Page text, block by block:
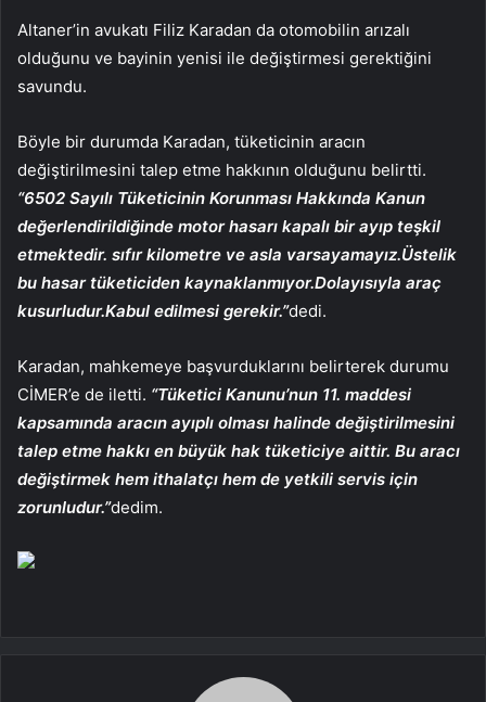
Altaner’in avukatı Filiz Karadan da otomobilin arızalı
olduğunu ve bayinin yenisi ile değiştirmesi gerektiğini
savundu.
Böyle bir durumda Karadan, tüketicinin aracın
değiştirilmesini talep etme hakkının olduğunu belirtti.
“6502 Sayılı Tüketicinin Korunması Hakkında Kanun
değerlendirildiğinde motor hasarı kapalı bir ayıp teşkil
etmektedir. sıfır kilometre ve asla varsayamayız.Üstelik
bu hasar tüketiciden kaynaklanmıyor.Dolayısıyla araç
kusurludur.Kabul edilmesi gerekir.”dedi.
Karadan, mahkemeye başvurduklarını belirterek durumu
CİMER’e de iletti. “Tüketici Kanunu’nun 11. maddesi
kapsamında aracın ayıplı olması halinde değiştirilmesini
talep etme hakkı en büyük hak tüketiciye aittir. Bu aracı
değiştirmek hem ithalatçı hem de yetkili servis için
zorunludur.”dedim.